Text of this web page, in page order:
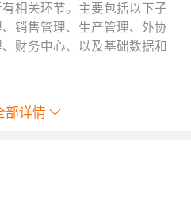
相关环节。主要包括以下子
销售管理、生产管理、外协
财务中心、以及基础数据和
部详情